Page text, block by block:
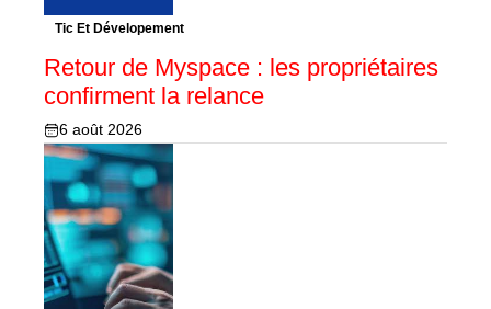
Tic Et Dévelopement
Retour de Myspace : les propriétaires
confirment la relance
6 août 2026